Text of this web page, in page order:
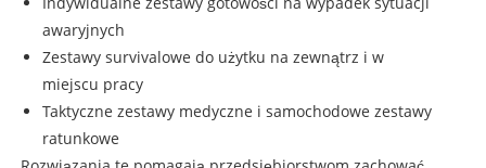
awaryjnych
Zestawy survivalowe do użytku na zewnątrz i w
miejscu pracy
Taktyczne zestawy medyczne i samochodowe zestawy
ratunkowe